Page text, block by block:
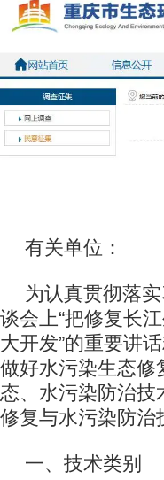
有关单位：
为认真贯彻落
谈会上“把修复长
大开发”的重要讲
做好水污染生态修
态、水污染防治
修复与水污染防治
一、技术类别